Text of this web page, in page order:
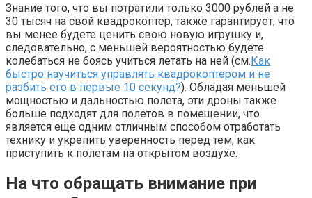
Знание того, что вы потратили только 3000 рублей а не
30 тысяч на свой квадрокоптер, также гарантирует, что
вы менее будете ценить свою новую игрушку и,
следовательно, с меньшей вероятностью будете
колебаться не боясь учиться летать на ней (см.Как
быстро научиться управлять квадрокоптером и не
разбить его в первые 10 секунд?). Обладая меньшей
мощностью и дальностью полета, эти дроны также
больше подходят для полетов в помещении, что
является еще одним отличным способом отработать
технику и укрепить уверенность перед тем, как
приступить к полетам на открытом воздухе.
На что обращать внимание при